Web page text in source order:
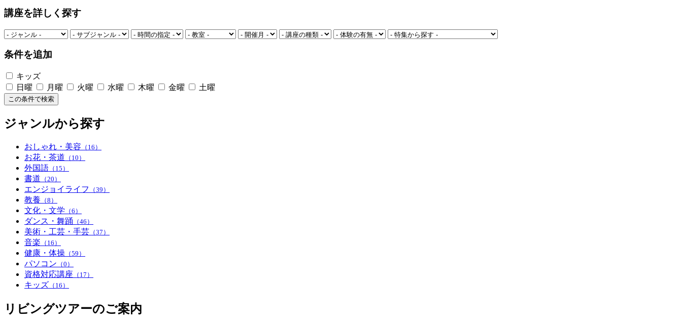
講座を詳しく探す
条件を追加
キッズ
日曜
月曜 火曜 水曜 木曜 金曜 土曜
この条件で検索
ジャンルから探す
おしゃれ・美容 （16）
お花・茶道 （10）
外国語 （15）
書道 （20）
エンジョイライフ （39）
教養 （8）
文化・文学 （6）
ダンス・舞踊 （46）
美術・工芸・手芸 （37）
音楽 （16）
健康・体操 （59）
パソコン （0）
資格対応講座 （17）
キッズ （16）
リビングツアーのご案内